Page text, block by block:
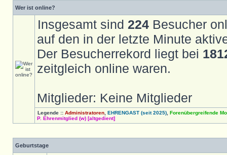
Wer ist online?
Insgesamt sind 224 Besucher
auf den in der letzte Minute
Der Besucherrekord liegt bei
zeitgleich online waren.
Mitglieder: Keine Mitglieder
Legende :: Administratoren EHRENGAST (seit 2025) Forenübergreifende
P. Ehrenmitglied (w) [altgedient]
Geburtstage